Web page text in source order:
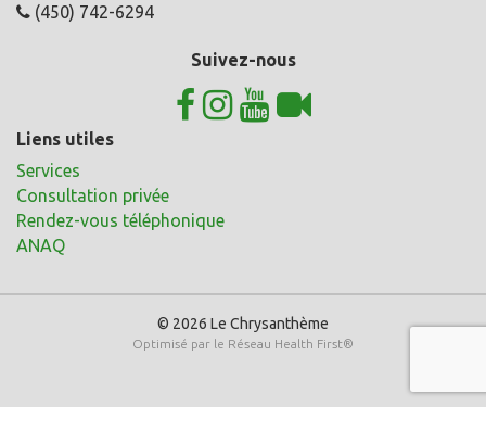
(450) 742-6294
Suivez-nous
Liens utiles
Services
Consultation privée
Rendez-vous téléphonique
ANAQ
© 2026 Le Chrysanthème
Optimisé par le Réseau Health First®